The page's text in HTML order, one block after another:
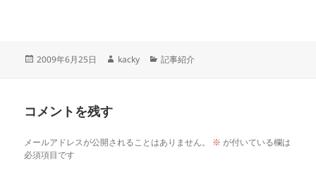
投
2009年6月25日
作
kacky
カ
記事紹介
コメントを残す
メールアドレスが公開されることはありません。 ※ が付いている欄は
必須項目です